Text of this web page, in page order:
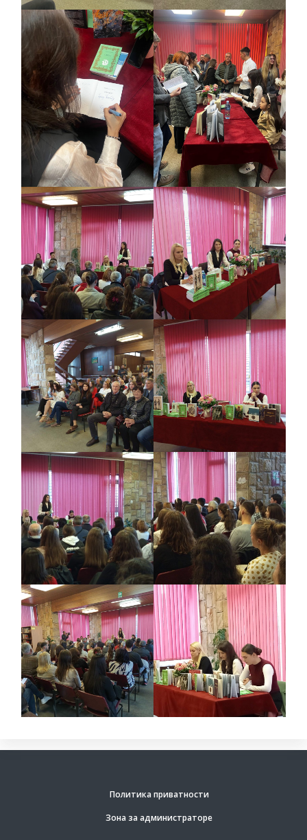
Политика приватности
Зона за администраторе